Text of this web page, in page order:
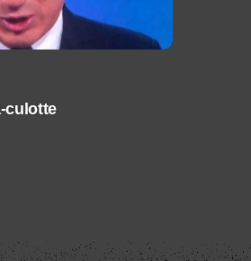
culotte